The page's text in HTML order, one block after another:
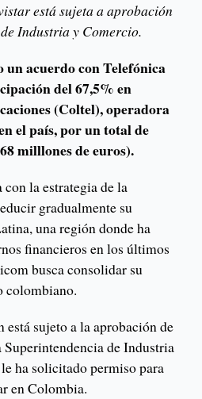
está sujeta a aprobación
Industria y Comercio.
acuerdo con Telefónica
del 67,5% en
(Coltel), operadora
el país, por un total de
milllones de euros).
la estrategia de la
gradualmente su
una región donde ha
financieros en los últimos
busca consolidar su
colombiano.
sujeto a la aprobación de
de Industria
ha solicitado permiso para
en Colombia.